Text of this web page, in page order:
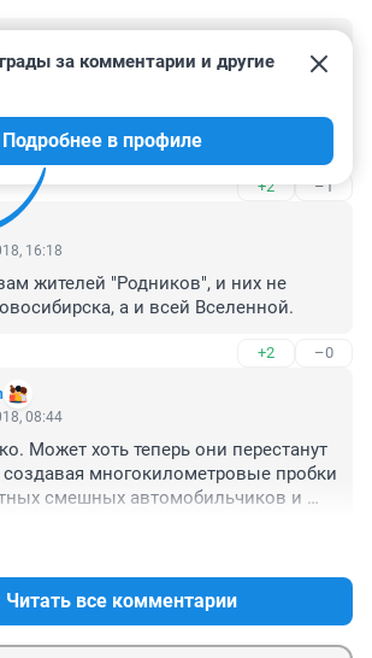
14:30
Короны лучше бы помолчать со
Пришли к нам на всё
на наши коммуникации, на наши
Какие переходы?! По этой дороге
не ездит. И гулять там ещё
строительная дорога с
остро нужен переход, то пусть
его построит (ну хоть что-нибудь для
+2 –1
за комментарии и другие
Подробнее в профиле
16:18
жителей "Родников", и них не
а и всей Вселенной.
+2 –0
08:44
Может хоть теперь они перестанут
создавая многокилометровые пробки
смешных автомобильчиков и
Читать все комментарии